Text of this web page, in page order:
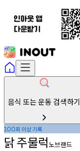
음식 또는 운동 검색하기
100회 이상기록
닭주물럭노브랜드